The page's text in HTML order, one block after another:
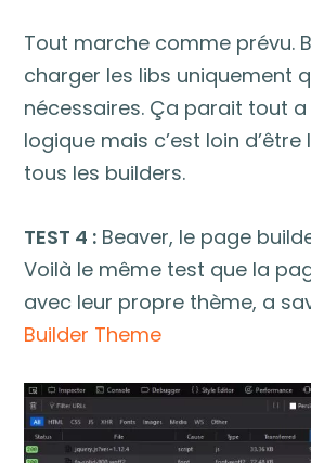
Tout marche comme prévu.
charger les libs uniquement
nécessaires. Ça parait tout
logique mais c’est loin
tous les builders.
TEST 4 : Beaver, le page
Voilà le même test que la
avec leur propre thème, a
Builder Theme